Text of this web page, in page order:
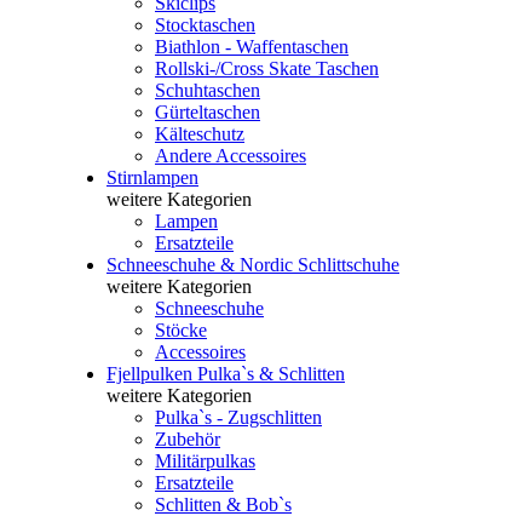
Stocktaschen
Biathlon - Waffentaschen
Rollski-/Cross Skate Taschen
Schuhtaschen
Gürteltaschen
Kälteschutz
Andere Accessoires
Stirnlampen
weitere Kategorien
Lampen
Ersatzteile
Schneeschuhe & Nordic Schlittschuhe
weitere Kategorien
Schneeschuhe
Stöcke
Accessoires
Fjellpulken Pulka`s & Schlitten
weitere Kategorien
Pulka`s - Zugschlitten
Zubehör
Militärpulkas
Ersatzteile
Schlitten & Bob`s